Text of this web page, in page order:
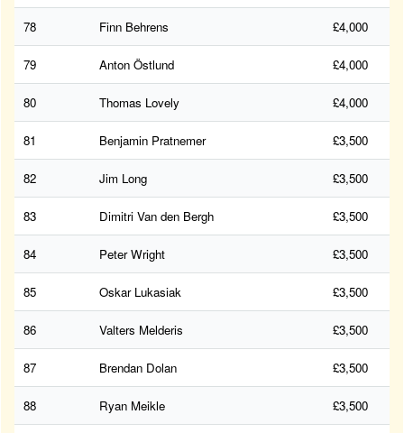
78 Finn Behrens £4,000
79 Anton Östlund £4,000
80 Thomas Lovely £4,000
81 Benjamin Pratnemer £3,500
82 Jim Long £3,500
83 Dimitri Van den Bergh £3,500
84 Peter Wright £3,500
85 Oskar Lukasiak £3,500
86 Valters Melderis £3,500
87 Brendan Dolan £3,500
88 Ryan Meikle £3,500